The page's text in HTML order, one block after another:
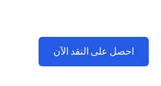
احصل على النقد الآن